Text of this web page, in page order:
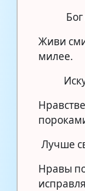
Живи
милее.
Лучше
Нравы